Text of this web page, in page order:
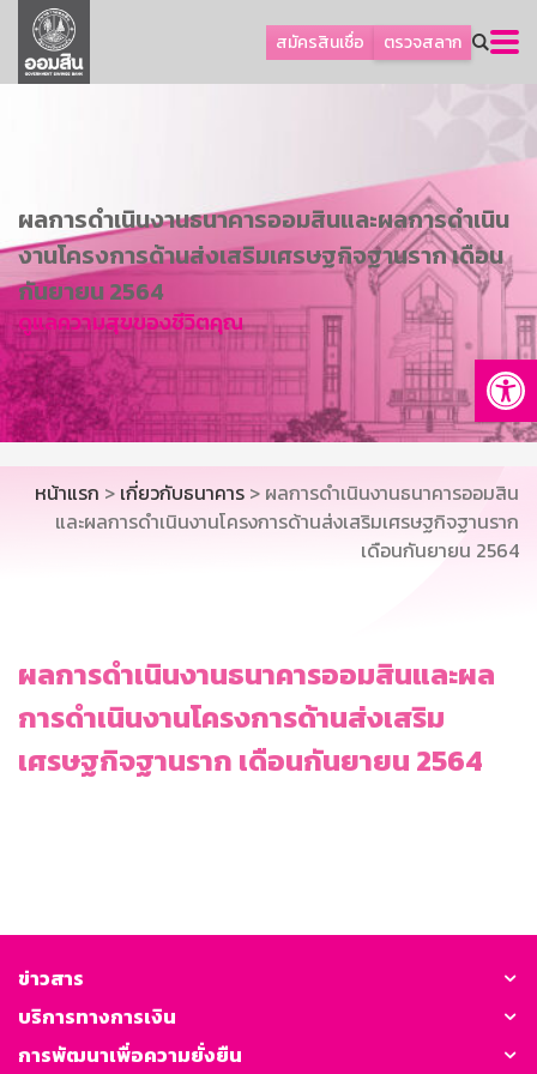
สมัครสินเชื่อ ตรวจสลาก
ลูกค้าธุรกิจ
ลูกค้าผู้ประกอบรายย่อย
เกี่ยวกับธนาคาร
การพัฒนาที่ยั่งยืน
ข่าวสาร
บริการทางการเงิน
อื่นๆ
ติดต่อเรา
บริการออนไลน์
TH
EN
GSB Society
ผลการดำเนินงานธนาคารออมสินและผลการดำเนิน
งานโครงการด้านส่งเสริมเศรษฐกิจฐานราก เดือน
กันยายน 2564
ดูแลความสุขของชีวิตคุณ
หน้าแรก > เกี่ยวกับธนาคาร > ผลการดำเนินงานธนาคารออมสิน
และผลการดำเนินงานโครงการด้านส่งเสริมเศรษฐกิจฐานราก
เดือนกันยายน 2564
ผลการดำเนินงานธนาคารออมสินและผล
การดำเนินงานโครงการด้านส่งเสริม
เศรษฐกิจฐานราก เดือนกันยายน 2564
ข่าวสาร
บริการทางการเงิน
การพัฒนาเพื่อความยั่งยืน